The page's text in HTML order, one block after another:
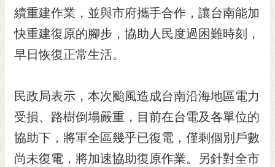
私
權
及
安
全
策
網
站
資
料
續重建作業，並與市府攜手合作，讓台南能加
快重建復原的腳步，協助人民度過困難時刻，
早日恢復正常生活。
民政局表示，本次颱風造成台南沿海地區電力
受損、路樹倒塌嚴重，目前在台電及各單位的
協助下，將軍全區幾乎已復電，僅剩個別戶數
尚未復電，將加速協助復原作業。另針對全市